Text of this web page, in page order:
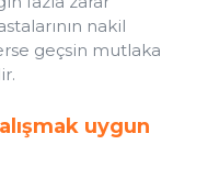
nakil
geçsin mutlaka
uygun